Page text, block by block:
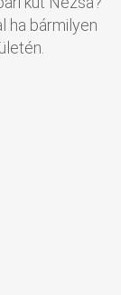
ha bármilyen